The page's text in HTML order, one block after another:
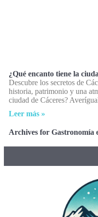
¿Qué encanto tiene la
Descubre los secretos de
historia, patrimonio y una
ciudad de Cáceres?
Leer más »
Archives for Gastronomía